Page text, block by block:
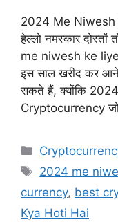
2024 Me Niwesh
हेल्लो नमस्कार
me niwesh ke
इस साल खरीद कर आने
सकते हैं, क्योंकि
Cryptocurrency जो
Categories
Tags
2024 me
currency, best
Kya Hoti Hai